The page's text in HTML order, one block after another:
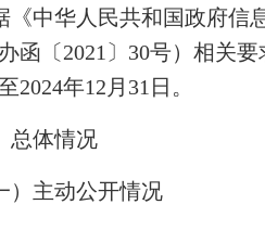
《中华人民共和国政府信
函〔2021〕30号）相关
2024年12月31日。
总体情况
）主动公开情况